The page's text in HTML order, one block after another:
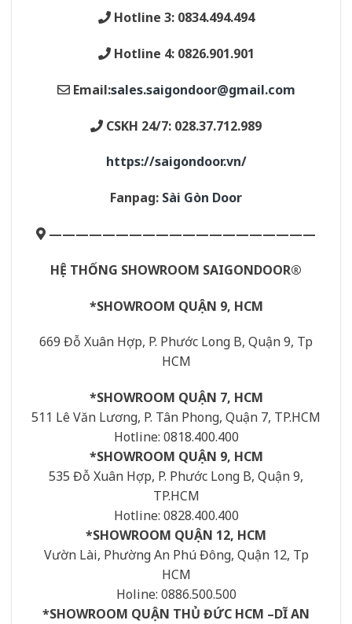
Hotline 3: 0834.494.494
Hotline 4: 0826.901.901
Email:sales.saigondoor@gmail.com
CSKH 24/7: 028.37.712.989
https://saigondoor.vn/
Fanpag: Sài Gòn Door
————————————————————
HỆ THỐNG SHOWROOM SAIGONDOOR®
*SHOWROOM QUẬN 9, HCM
669 Đỗ Xuân Hợp, P. Phước Long B, Quận 9, Tp
HCM
*SHOWROOM QUẬN 7, HCM
511 Lê Văn Lương, P. Tân Phong, Quận 7, TP.HCM
Hotline: 0818.400.400
*SHOWROOM QUẬN 9, HCM
535 Đỗ Xuân Hợp, P. Phước Long B, Quận 9,
TP.HCM
Hotline: 0828.400.400
*SHOWROOM QUẬN 12, HCM
Vườn Lài, Phường An Phú Đông, Quận 12, Tp
HCM
Holine: 0886.500.500
*SHOWROOM QUẬN THỦ ĐỨC HCM –DĨ AN